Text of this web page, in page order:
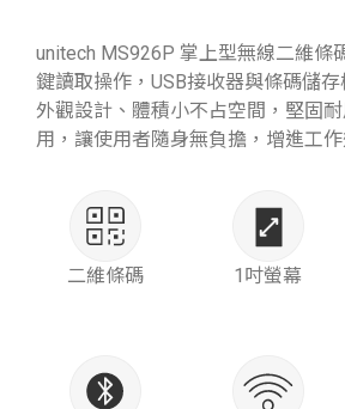
unitech MS926P 掌上型無線二維條
鍵讀取操作，USB接收器與條碼儲
外觀設計、體積小不占空間，堅固
用，讓使用者隨身無負擔，增進工作
二維條碼 1吋螢幕